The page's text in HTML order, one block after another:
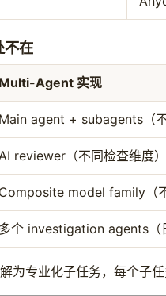
在
Multi-Agent 实现
Main agent + subagents（
reviewer（不同检查维度
Composite model family（
多个 investigation agents（
为专业化子任务，每个子